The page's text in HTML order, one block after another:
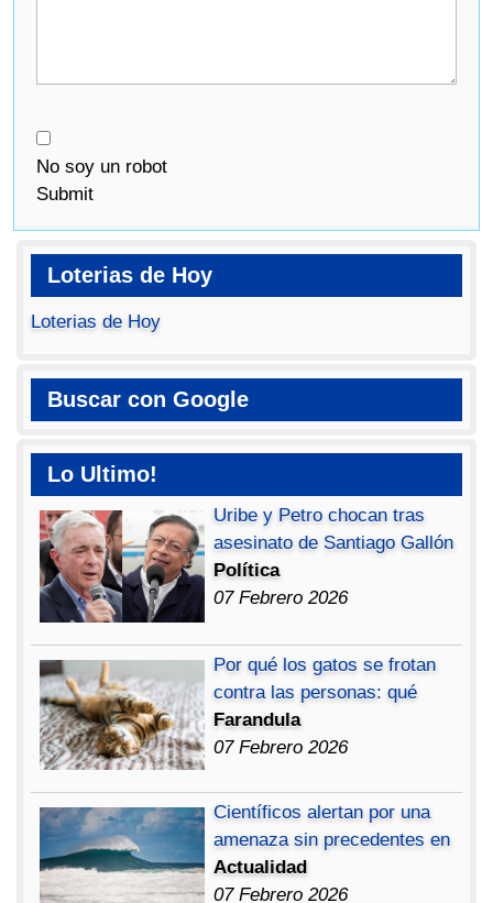
No soy un robot
Submit
Loterias de Hoy
Loterias de Hoy
Buscar con Google
Lo Ultimo!
Uribe y Petro chocan tras
asesinato de Santiago Gallón
Política
07 Febrero 2026
Por qué los gatos se frotan
contra las personas: qué
Farandula
07 Febrero 2026
Científicos alertan por una
amenaza sin precedentes en
Actualidad
07 Febrero 2026